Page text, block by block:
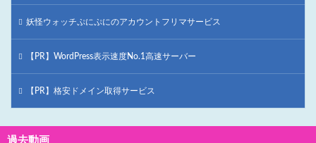
妖怪ウォッチぷにぷにのアカウントフリマサービス
【PR】WordPress表示速度No.1高速サーバー
【PR】格安ドメイン取得サービス
過去動画